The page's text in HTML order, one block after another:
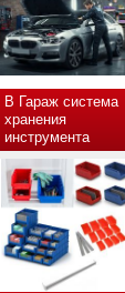
В Гараж система
хранения
инструмента